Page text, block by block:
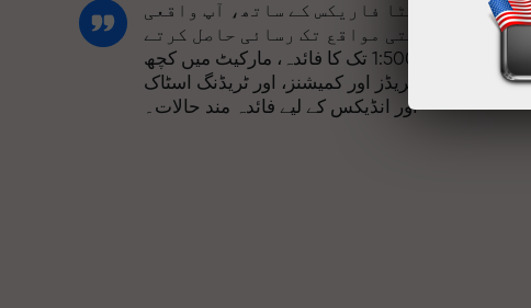
انسٹا فاریکس کے ساتھ، آپ واقعی
مسابقتی مواقع تک رسائی حاصل کرتے
ہیں: 1:5000 تک کا فائدہ، مارکیٹ میں کچھ
بہترین اسپریڈز اور کمیشنز، اور ٹریڈنگ اسٹاک
اور انڈیکس کے لیے فائدہ مند حالات۔